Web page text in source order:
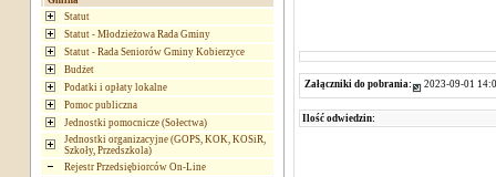
Statut
Statut - Młodzieżowa Rada Gminy
Statut - Rada Seniorów Gminy Kobierzyce
Budżet
Podatki i opłaty lokalne
Pomoc publiczna
Jednostki pomocnicze (Sołectwa)
Jednostki organizacyjne (GOPS, KOK, KOSiR,
Szkoły, Przedszkola)
Rejestr Przedsiębiorców On-Line
Załączniki do pobrania: 2023-09-01
Ilość odwiedzin: